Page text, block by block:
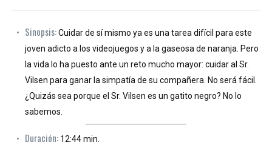
Sinopsis:Cuidar de sí mismo ya es una tarea difícil para este
joven adicto a los videojuegos y a la gaseosa de naranja. Pero
la vida lo ha puesto ante un reto mucho mayor: cuidar al Sr.
Vilsen para ganar la simpatía de su compañera. No será fácil.
¿Quizás sea porque el Sr. Vilsen es un gatito negro? No lo
sabemos.
Duración: 12:44 min.